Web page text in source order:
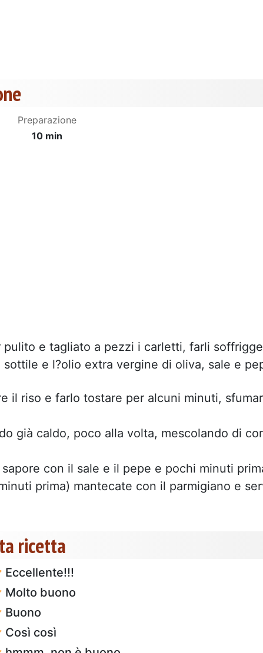
Preparazione
10 min
pulito e tagliato a pezzi i carletti, farli
e l?olio extra vergine di oliva, sale e
il riso e farlo tostare per alcuni minuti,
già caldo, poco alla volta, mescolando di
con il sale e il pepe e pochi minuti
prima) mantecate con il parmigiano e
ricetta
Eccellente!!!
Molto buono
Buono
Così così